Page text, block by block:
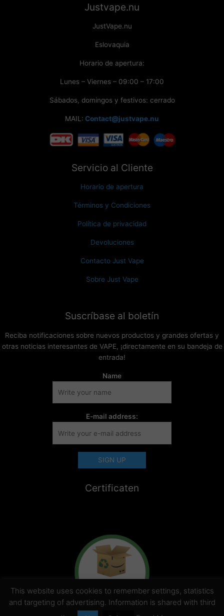
Justvape.nu
JustVape.nu
Eslovaquia
Horario de apertura:
Lunes – Viernes – 09:00 – 17:00
Sábados, domingos y festivos: cerrado
MAIL: Contact@justvape.nu
Servicio al Cliente
Horario de apertura
Términos y Condiciones
Política de privacidad
Devoluciones
Contacto Just Vape
Sobre Just Vape
Suscríbase al boletín
Reciba notificaciones sobre nuevos productos y grandes ofertas y
otras noticias interesantes de VAPE, ¡directamente en su bandeja de
entrada!
Name
E-mail address:
Certificaten
This website uses cookies to remember settings, statistics
and targeting of advertising. Information is shared with third